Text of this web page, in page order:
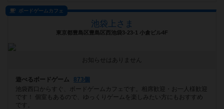
ボードゲームカフェ
池袋上さま
東京都豊島区豊島区西池袋3-23-1 小倉ビル4F
お知らせはありません
遊べるボードゲーム
873個
池袋西口からすぐ、ボードゲームカフェです。相席歓迎・お一人様歓迎
です！ 個室もあるので、ゆっくりゲームを楽しみたい方にもおすすめ
です。